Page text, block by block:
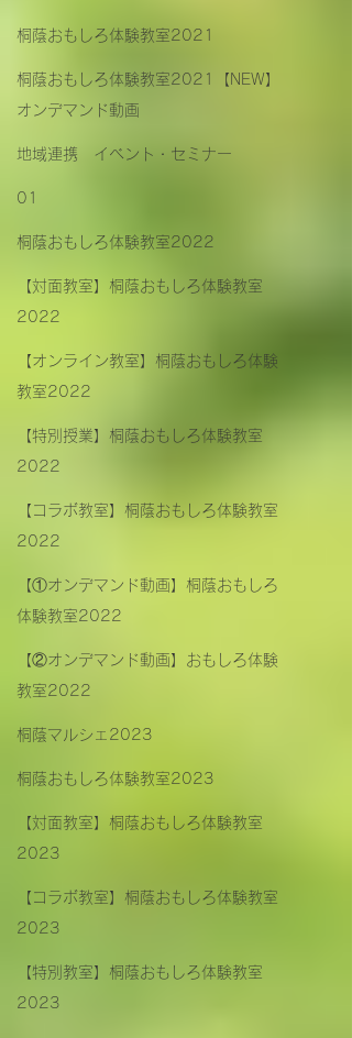
桐蔭おもしろ体験教室2021
桐蔭おもしろ体験教室2021【NEW】
オンデマンド動画
地域連携 イベント・セミナー
01
桐蔭おもしろ体験教室2022
【対面教室】桐蔭おもしろ体験教室
2022
【オンライン教室】桐蔭おもしろ体験
教室2022
【特別授業】桐蔭おもしろ体験教室
2022
【コラボ教室】桐蔭おもしろ体験教室
2022
【①オンデマンド動画】桐蔭おもしろ
体験教室2022
【②オンデマンド動画】おもしろ体験
教室2022
桐蔭マルシェ2023
桐蔭おもしろ体験教室2023
【対面教室】桐蔭おもしろ体験教室
2023
【コラボ教室】桐蔭おもしろ体験教室
2023
【特別教室】桐蔭おもしろ体験教室
2023